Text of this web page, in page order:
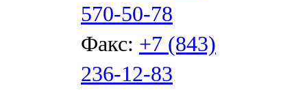
570-50-78
Факс: +7 (843)
236-12-83